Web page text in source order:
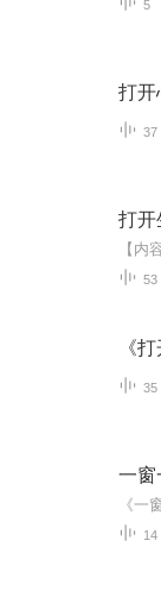
5
打开
37
打开
53
《
35
一窗
14